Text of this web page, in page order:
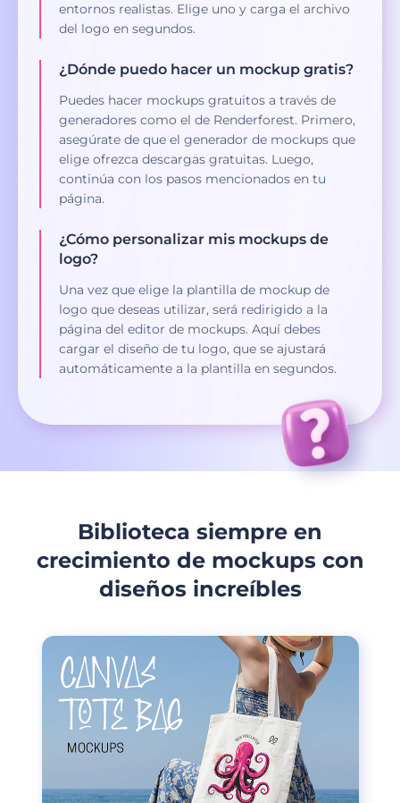
entornos realistas. Elige uno y carga el archivo
del logo en segundos.
¿Dónde puedo hacer un mockup gratis?
Puedes hacer mockups gratuitos a través de
generadores como el de Renderforest. Primero,
asegúrate de que el generador de mockups que
elige ofrezca descargas gratuitas. Luego,
continúa con los pasos mencionados en tu
página.
¿Cómo personalizar mis mockups de
logo?
Una vez que elige la plantilla de mockup de
logo que deseas utilizar, será redirigido a la
página del editor de mockups. Aquí debes
cargar el diseño de tu logo, que se ajustará
automáticamente a la plantilla en segundos.
Biblioteca siempre en
crecimiento de mockups con
diseños increíbles